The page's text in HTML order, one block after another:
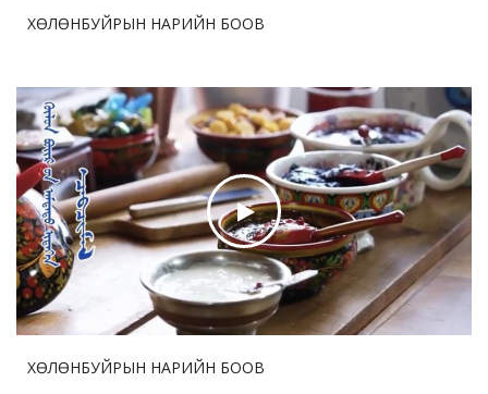
ислийн ялгаруулалт 17%-иар бууруулна
2026-07-29 12:57:05 71
Бо Бао Жүгийн Соёл урлагийн хүрээлэнгийн нээлт
боллоо
2026-07-29 12:53:33 70
Ши Жиньпин Словакийн Ерөнхийлөгчтэй хэлэлцээр
хийв
ХӨЛӨНБУЙРЫН НАРИЙН БООВ
ХӨЛӨНБУЙРЫН НАРИЙН БООВ